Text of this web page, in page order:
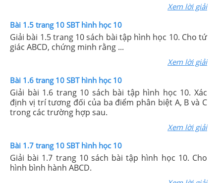
Xem lời giải
Bài 1.5 trang 10 SBT hình học 10
Giải bài 1.5 trang 10 sách bài tập hình học 10. Cho tứ
giác ABCD, chứng minh rằng ...
Xem lời giải
Bài 1.6 trang 10 SBT hình học 10
Giải bài 1.6 trang 10 sách bài tập hình học 10. Xác
định vị trí tương đối của ba điểm phân biệt A, B và C
trong các trường hợp sau.
Xem lời giải
Bài 1.7 trang 10 SBT hình học 10
Giải bài 1.7 trang 10 sách bài tập hình học 10. Cho
hình bình hành ABCD.